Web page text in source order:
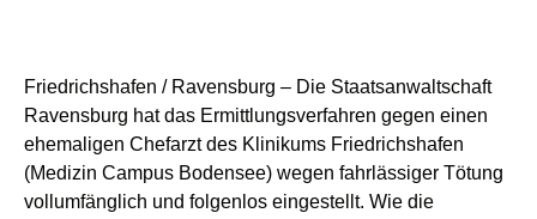
Friedrichshafen / Ravensburg – Die Staatsanwaltschaft
Ravensburg hat das Ermittlungsverfahren gegen einen
ehemaligen Chefarzt des Klinikums Friedrichshafen
(Medizin Campus Bodensee) wegen fahrlässiger Tötung
vollumfänglich und folgenlos eingestellt. Wie die